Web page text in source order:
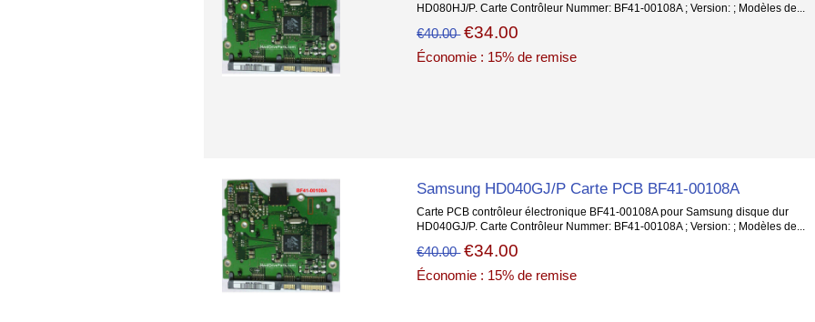
HD080HJ/P. Carte Contrôleur Nummer: BF41-00108A ; Version: ; Modèles de...
€40.00 €34.00
Économie : 15% de remise
Samsung HD040GJ/P Carte PCB BF41-00108A
Carte PCB contrôleur électronique BF41-00108A pour Samsung disque dur
HD040GJ/P. Carte Contrôleur Nummer: BF41-00108A ; Version: ; Modèles de...
€40.00 €34.00
Économie : 15% de remise